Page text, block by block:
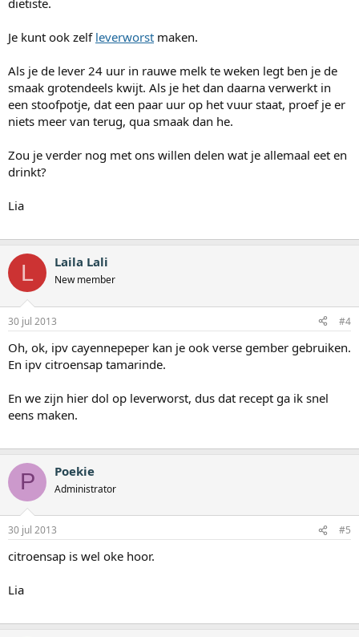
diëtiste.
Je kunt ook zelf leverworst maken.
Als je de lever 24 uur in rauwe melk te weken legt ben je de
smaak grotendeels kwijt. Als je het dan daarna verwerkt in
een stoofpotje, dat een paar uur op het vuur staat, proef je er
niets meer van terug, qua smaak dan he.
Zou je verder nog met ons willen delen wat je allemaal eet en
drinkt?
Lia
L Laila Lali
New member
30 jul 2013 #4
Oh, ok, ipv cayennepeper kan je ook verse gember gebruiken.
En ipv citroensap tamarinde.
En we zijn hier dol op leverworst, dus dat recept ga ik snel
eens maken.
P Poekie
Administrator
30 jul 2013 #5
citroensap is wel oke hoor.
Lia